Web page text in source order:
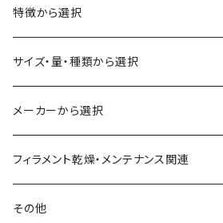
ABS
ASA（アクリル・スチレン・アクリロニトリル）
CA（セルロース アセテート）
CPE（コポリエステル）
HIPS（スチレン系樹脂）
特徴から選択
食品対応
導電性
磁性
絶縁性
サイズ・量・種類から選択
お試し用少量サンプル
フィラメント径：1.75mm
フィラメント径：2.85mm
メーカーから選択
3D BROOKLYN
3DFuel
フィラメント乾燥・メンテナンス関連
フィラメント乾燥機
その他